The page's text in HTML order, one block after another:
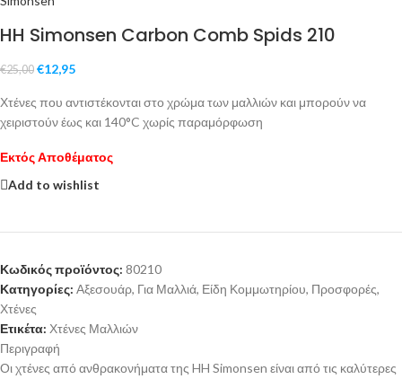
HH Simonsen Carbon Comb Spids 210
€25,00 €12,95
Χτένες που αντιστέκονται στο χρώμα των μαλλιών και μπορούν να
χειριστούν έως και 140°C χωρίς παραμόρφωση
Εκτός Αποθέματος
Add to wishlist
Κωδικός προϊόντος: 80210
Κατηγορίες: Αξεσουάρ, Για Μαλλιά, Είδη Κομμωτηρίου, Προσφορές,
Χτένες
Ετικέτα: Χτένες Μαλλιών
Περιγραφή
Οι χτένες από ανθρακονήματα της HH Simonsen είναι από τις καλύτερες